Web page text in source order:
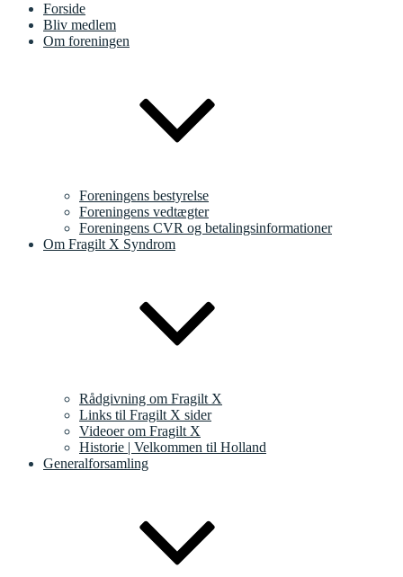
Forside
Bliv medlem
Om foreningen
Foreningens bestyrelse
Foreningens vedtægter
Foreningens CVR og betalingsinformationer
Om Fragilt X Syndrom
Rådgivning om Fragilt X
Links til Fragilt X sider
Videoer om Fragilt X
Historie | Velkommen til Holland
Generalforsamling